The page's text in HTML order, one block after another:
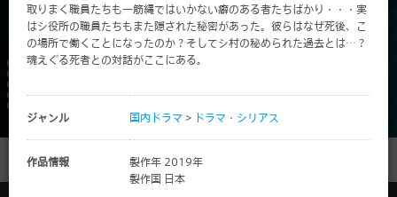
取りまく職員たちも一筋縄ではいかない癖のある者たちばかり・・・実
はシ役所の職員たちもまた隠された秘密があった。彼らはなぜ死後、こ
の場所で働くことになったのか？そしてシ村の秘められた過去とは…？
魂えぐる死者との対話がここにある。
ジャンル 国内ドラマ > ドラマ・シリアス
作品情報
製作年 2019年
製作国 日本